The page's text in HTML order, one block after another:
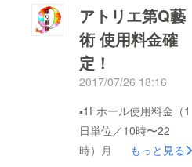
ど近く。ホールやギャ
ラリー、そしてカフェ
を備えた場所。それが
キッドでした。 そし
て今、我々が作ってい
るアトリエ第Q藝術の
最新の様子がこちら！
小田急線成城学園前駅
しました。（ ★すで
にご支援いただいた方
で、新たなリターンに
乗り換えたい方は直接
ご相談願います！個別
に対応させていただき
ます。 MAIL：
アトリエ第Q藝
術 使用料金確
定！
2017/07/26 18:16
▪️1Fホール使用料金（1
日単位／10時〜22
時）月 ー休館日
もっと見る